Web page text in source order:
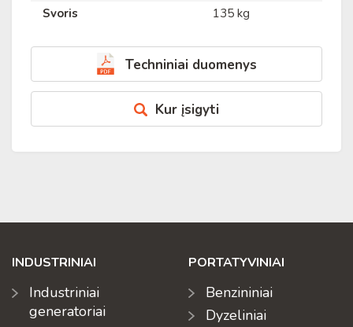
Svoris
135 kg
Techniniai duomenys
Kur įsigyti
INDUSTRINIAI
Industriniai
generatoriai
PORTATYVINIAI
Benzininiai
Dyzeliniai